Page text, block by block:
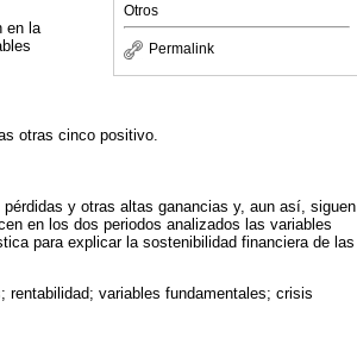
Otros
Permalink
en la
otras cinco positivo.
y otras altas ganancias y, aun así, siguen
en los dos periodos analizados las variables
para explicar la sostenibilidad financiera de las
rentabilidad; variables fundamentales; crisis